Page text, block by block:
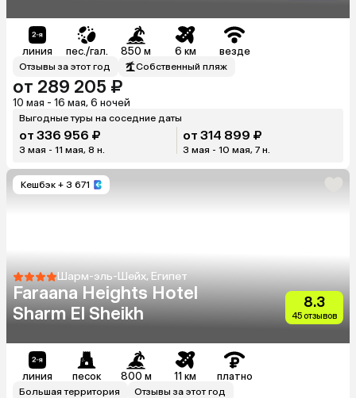
линия пес./гал. 850 м 6 км везде
Отзывы за этот год Собственный пляж
от 289 205 ₽
10 мая - 16 мая, 6 ночей
Выгодные туры на соседние даты
от 336 956 ₽
3 мая - 11 мая, 8 н.
от 314 899 ₽
3 мая - 10 мая, 7 н.
Кешбэк + 3 671
Шарм-эль-Шейх, Египет
Faraana Heights Hotel
Sharm El Sheikh
8.3
45 отзывов
линия песок 800 м 11 км платно
Большая территория
Отзывы за этот год